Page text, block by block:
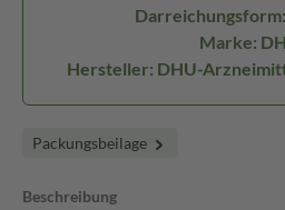
Marke:
Hersteller: DHU-
Packungsbeilage
Beschreibung